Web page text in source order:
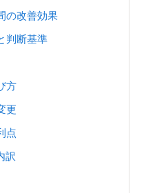
の改善効果
判断基準
方
更
点
訳